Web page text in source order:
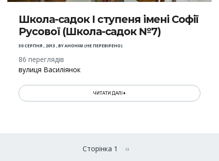
Школа-садок І ступеня імені Софії
Русової (Школа-садок №7)
30 СЕРПНЯ , 2013 ,BYАНОНІМ (НЕ ПЕРЕВІРЕНО)
86 переглядів
вулиця Василіянок
ЧИТАТИ ДАЛІ
Сторінка 1 Наступна сторінка
››